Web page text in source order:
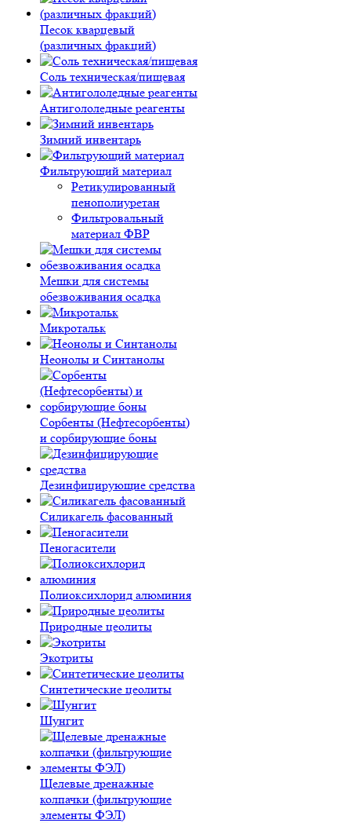
Песок кварцевый
(различных фракций)
Соль техническая/пищевая
Антигололедные реагенты
Зимний инвентарь
Фильтрующий материал
Ретикулированный
пенополиуретан
Фильтровальный
материал ФВР
Мешки для системы
обезвоживания осадка
Микротальк
Неонолы и Синтанолы
Сорбенты (Нефтесорбенты)
и сорбирующие боны
Дезинфицирующие средства
Силикагель фасованный
Пеногасители
Полиокси­хлорид алюминия
Природные цеолиты
Экотриты
Синтетические цеолиты
Шунгит
Щелевые дренажные
колпачки (фильтрующие
элементы ФЭЛ)